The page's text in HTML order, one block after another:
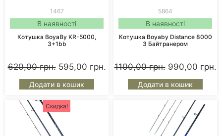
1467
В наявності
Котушка BoyaBy KR-5000,
3+1bb
620,00грн. 595,00 грн.
Додати в кошик
5864
В наявності
Котушка Boyaby Distance 8000
З Байтранером
1100,00грн. 990,00 грн.
Додати в кошик
Скидка!